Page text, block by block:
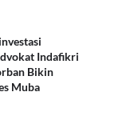
Indafikri
Bikin
Muba